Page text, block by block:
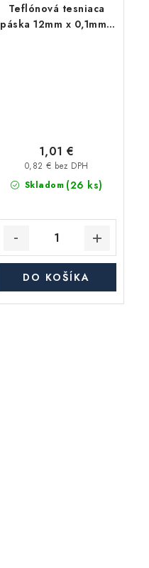
Teflónová tesniaca
páska 12mm x 0,1mm -
Skladom (26 ks)
0,82 € bez DPH
1,01 €
DO KOŠÍKA